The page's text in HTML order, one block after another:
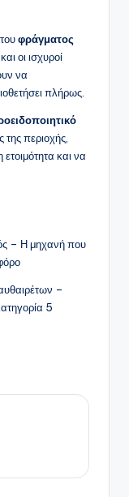
φράγματος
οι ισχυροί
να
πλήρως.
της περιοχής,
και να
– Η μηχανή που
–
5